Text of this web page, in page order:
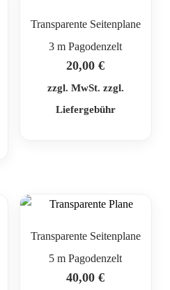
Transparente Seitenplane
3 m Pagodenzelt
20,00€
zzgl. MwSt. zzgl.
Liefergebühr
Transparente Seitenplane
5 m Pagodenzelt
40,00€